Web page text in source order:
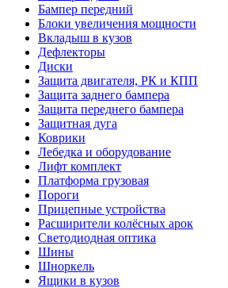
Бампер передний
Блоки увеличения мощности
Вкладыш в кузов
Дефлекторы
Диски
Защита двигателя, РК и КПП
Защита заднего бампера
Защита переднего бампера
Защитная дуга
Коврики
Лебедка и оборудование
Лифт комплект
Платформа грузовая
Пороги
Прицепные устройства
Расширители колёсных арок
Светодиодная оптика
Шины
Шноркель
Ящики в кузов